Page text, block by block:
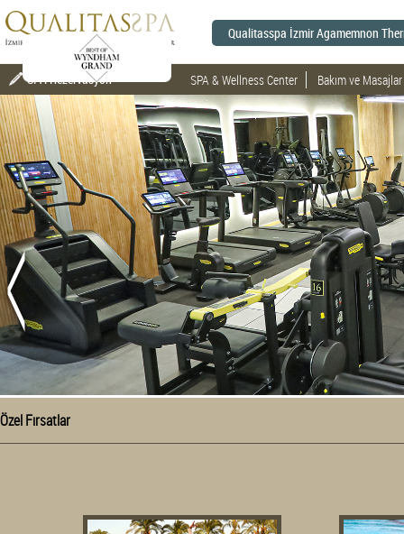
Qualitasspa İzmir Agamemnon
SPA Rezervasyon SPA & Wellness Center Bakım ve Masajlar
Özel Fırsatlar